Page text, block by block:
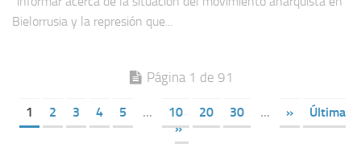
Bielorrusia y la represión que...
Página 1 de 91
1 2 3 4 5 ... 10 20 30 ... »
Última
»